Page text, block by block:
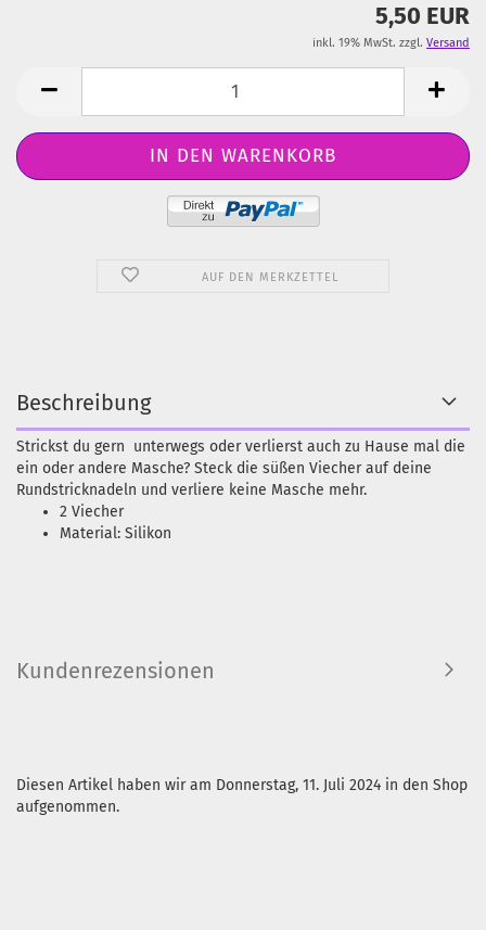
5,50 EUR
inkl. 19% MwSt. zzgl. Versand
AUF DEN MERKZETTEL
Beschreibung
Strickst du gern unterwegs oder verlierst auch zu Hause mal die
ein oder andere Masche? Steck die süßen Viecher auf deine
Rundstricknadeln und verliere keine Masche mehr.
2 Viecher
Material: Silikon
Kundenrezensionen
Diesen Artikel haben wir am Donnerstag, 11. Juli 2024 in den Shop
aufgenommen.